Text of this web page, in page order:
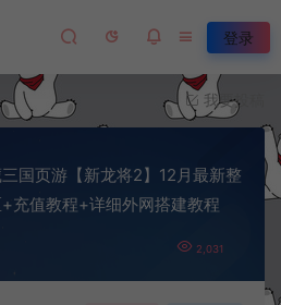
登录
我要投稿
国页游【新龙将2】12月最新整
充值教程+详细外网搭建教程
2,031